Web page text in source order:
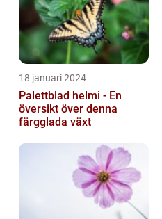
18 januari 2024
Palettblad helmi - En
översikt över denna
färgglada växt